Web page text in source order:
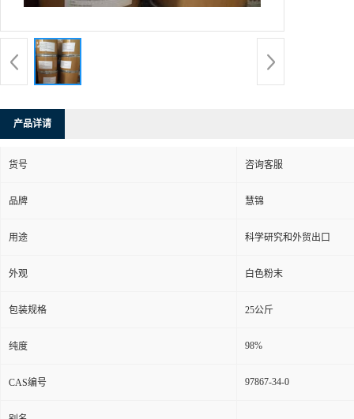
产品详请
货号 咨询客服
品牌 慧锦
用途 科学研究和外贸出口
外观 白色粉末
包装规格 25公斤
纯度 98%
CAS编号 97867-34-0